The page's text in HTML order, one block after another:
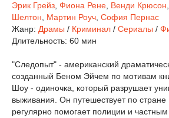
Эрик Грейз Фиона Рене Венди Крюсон
Шелтон
Мартин Роуч София Пернас
Жанр: Драмы / Криминал / Сериалы /
Длительность: 60 мин
"Следопыт" - американский
созданный Беном Эйчем по мотивам
Шоу - одиночка, который разрушает
выживания. Он путешествует по
регулярно помогает полиции и